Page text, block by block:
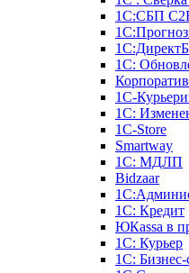
1С:СБП
1С:
1С-
1С:
1C-Store
Smartway
1С: МДЛП
Bidzaar
1С: Кредит
ЮКаssа в
1С: Курьер
1С: Бизнес-